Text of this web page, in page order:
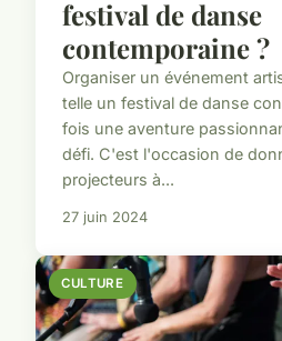
festival de danse
contemporaine ?
Organiser un événement
telle un festival de danse
fois une aventure
défi. C'est l'occasion de
projecteurs à...
27 juin 2024
CULTURE